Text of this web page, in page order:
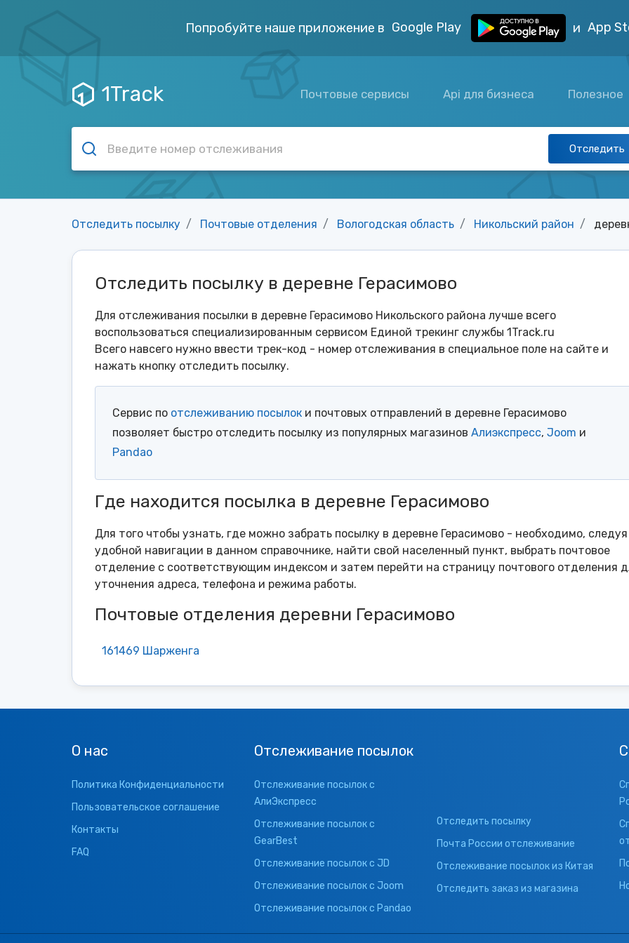
Попробуйте наше приложение в Google Play и App
1Track Почтовые сервисы Api для бизнеса Полезное
Отследить
Отследить посылку Почтовые отделения Вологодская область Никольский район
Отследить посылку в деревне Герасимово
Для отслеживания посылки в деревне Герасимово Никольского района лучше всего
воспользоваться специализированным сервисом Единой трекинг службы 1Track.ru
Всего навсего нужно ввести трек-код - номер отслеживания в специальное поле на сайте и
нажать кнопку отследить посылку.
Сервис по отслеживанию посылок и почтовых отправлений в деревне Герасимово
позволяет быстро отследить посылку из популярных магазинов Алиэкспресс, Joom и
Pandao
Где находится посылка в деревне Герасимово
Для того чтобы узнать, где можно забрать посылку в деревне Герасимово - необходимо, следуя
удобной навигации в данном справочнике, найти свой населенный пункт, выбрать почтовое
отделение с соответствующим индексом и затем перейти на страницу почтового отделения
уточнения адреса, телефона и режима работы.
Почтовые отделения деревни Герасимово
161469 Шарженга
О нас
Политика Конфиденциальности
Пользовательское соглашение
Контакты
FAQ
Отслеживание посылок
Отслеживание посылок с
АлиЭкспресс
Отслеживание посылок с
GearBest
Отслеживание посылок с JD
Отслеживание посылок с Joom
Отслеживание посылок с Pandao
Отследить посылку
Почта России отслеживание
Отслеживание посылок из Китая
Отследить заказ из магазина